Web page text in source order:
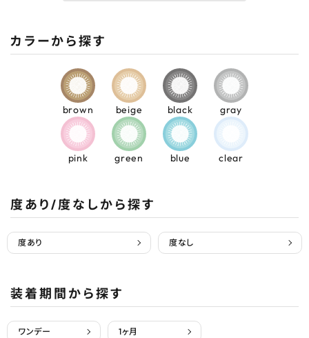
カラーから探す
brown beige black gray
pink green blue clear
度あり/度なしから探す
度あり 度なし
装着期間から探す
ワンデー 1ヶ月